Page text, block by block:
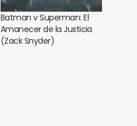
Batman v Superman: El
Amanecer de la Justicia
(Zack Snyder)